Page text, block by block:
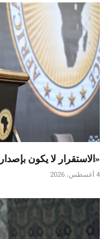
«الاستقرار لا يكون
4 أغسطس، 2026